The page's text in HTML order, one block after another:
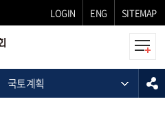
LOGIN ENG SITEMAP
국토계획